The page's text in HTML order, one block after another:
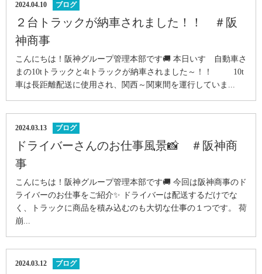
2024.04.10 ブログ
２台トラックが納車されました！！ ＃阪
神商事
こんにちは！阪神グループ管理本部です🚚 本日いすゞ自動車さ
まの10tトラックと4tトラックが納車されました～！！ 10t
車は長距離配送に使用され、関西～関東間を運行していま...
2024.03.13 ブログ
ドライバーさんのお仕事風景📸 ＃阪神商
事
こんにちは！阪神グループ管理本部です🚚 今回は阪神商事のド
ライバーのお仕事をご紹介✨ ドライバーは配送するだけでな
く、トラックに商品を積み込むのも大切な仕事の１つです。 荷
崩...
2024.03.12 ブログ